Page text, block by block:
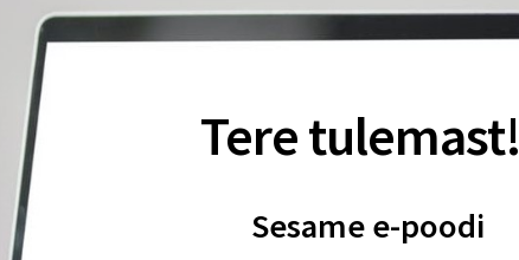
Tere tulemast!
Sesame e-poodi